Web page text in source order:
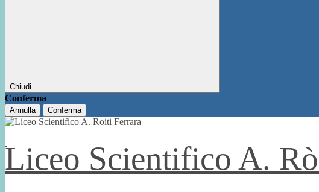
Chiudi
Conferma
Annulla Conferma
Liceo Scientifico A.